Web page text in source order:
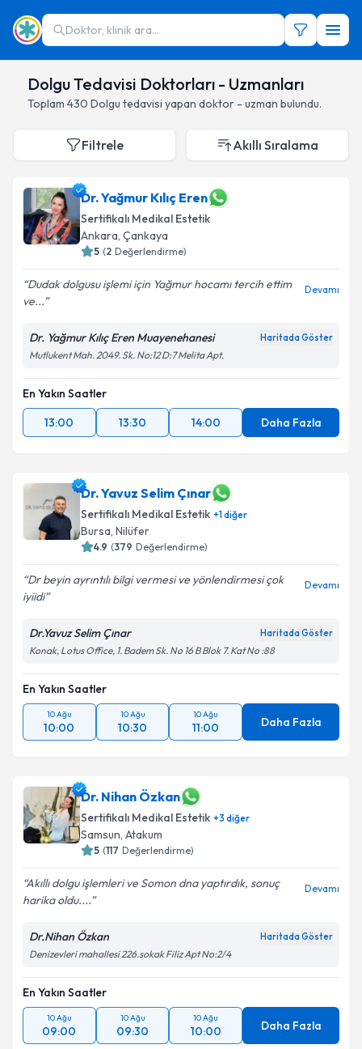
Doktor, klinik ara...
Dolgu Tedavisi Doktorları - Uzmanları
Toplam 430 Dolgu tedavisi yapan doktor - uzman bulundu.
Filtrele Akıllı Sıralama
Dr. Yağmur Kılıç Eren
Sertifikalı Medikal Estetik
Ankara, Çankaya
5 (2 Değerlendirme)
Dudak dolgusu işlemi için Yağmur hocamı tercih ettim
ve...
Devamı
Dr. Yağmur Kılıç Eren Muayenehanesi Haritada Göster
Mutlukent Mah. 2049. Sk. No:12 D:7 Melita Apt.
En Yakın Saatler
13:00
13:30 14:00 Daha Fazla
Dr. Yavuz Selim Çınar
Sertifikalı Medikal Estetik +1diğer
Bursa, Nilüfer
4.9 (379 Değerlendirme)
Dr beyin ayrıntılı bilgi vermesi ve yönlendirmesi çok
iyiidi
Devamı
Dr.Yavuz Selim Çınar Haritada Göster
Konak, Lotus Office, 1. Badem Sk. No 16 B Blok 7. Kat No :88
En Yakın Saatler
10 Ağu
10:00
10 Ağu
10:30
10 Ağu
11:00 Daha Fazla
Dr. Nihan Özkan
Sertifikalı Medikal Estetik +3 diğer
Samsun, Atakum
5 (117 Değerlendirme)
Akıllı dolgu işlemleri ve Somon dna yaptırdık, sonuç
harika oldu....
Devamı
Dr.Nihan Özkan Haritada Göster
Denizevleri mahallesi 226.sokak Filiz Apt No:2/4
En Yakın Saatler
10 Ağu
09:00
10 Ağu
09:30
10 Ağu
10:00 Daha Fazla